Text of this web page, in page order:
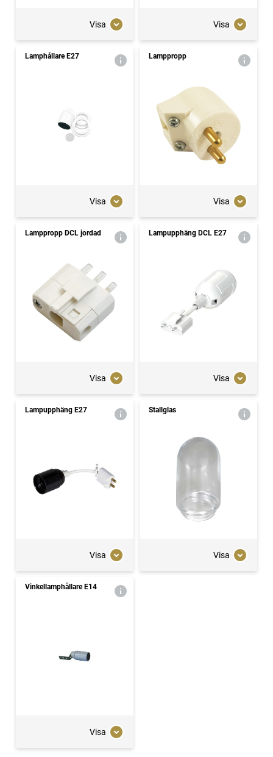
Visa Visa
Lamphållare E27
Visa
Lamppropp
Visa
Lamppropp DCL jordad
Visa
Lampupphäng DCL E27
Visa
Lampupphäng E27
Visa
Stallglas
Visa
Vinkellamphållare E14
Visa